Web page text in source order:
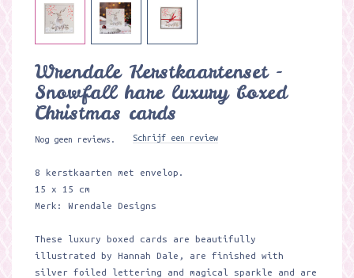
Wrendale Kerstkaartenset -
Snowfall hare luxury boxed
Christmas cards
Nog geen reviews. Schrijf een review
8 kerstkaarten met envelop.
15 x 15 cm
Merk: Wrendale Designs
These luxury boxed cards are beautifully
illustrated by Hannah Dale, are finished with
silver foiled lettering and magical sparkle and are